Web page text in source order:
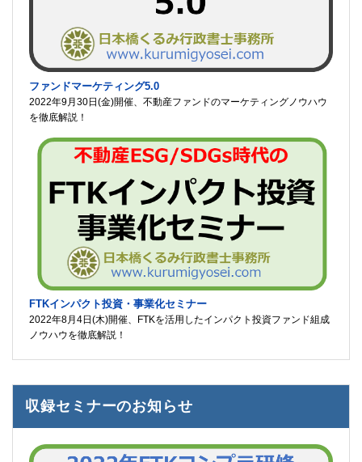
ファンドマーケティング5.0
2022年9月30日(金)開催、不動産ファンドのマーケティングノウハウ
を徹底解説！
FTKインパクト投資・事業化セミナー
2022年8月4日(木)開催、FTKを活用したインパクト投資ファンド組成
ノウハウを徹底解説！
収録セミナーのお知らせ